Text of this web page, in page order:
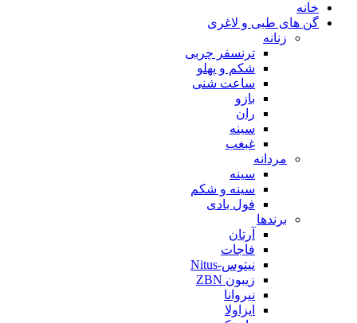
خانه
گن های طبی و لاغری
زنانه
ترنسفر چربی
شکم و پهلو
ساعت شنی
بازو
ران
سینه
غبغب
مردانه
سینه
سینه و شکم
فول بادی
برندها
آرتان
فاجات
نیتوس-Nitus
زیبون ZBN
نیروانا
ایزاولا